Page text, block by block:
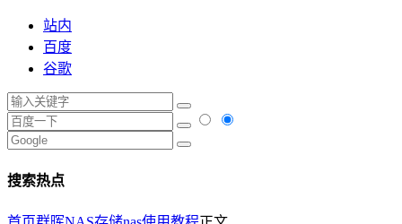
站内
百度
谷歌
搜索热点